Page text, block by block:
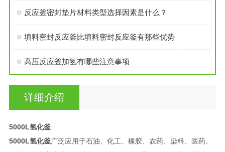
反应釜密封垫片材料类型选择因素是什么？
填料密封反应釜比填料密封反应釜有那些优势
高压反应釜加氢有哪些注意事项
详细介绍
5000L氢化釜
5000L氢化釜广泛应用于石油、化工、橡胶、农药、染料、医药、